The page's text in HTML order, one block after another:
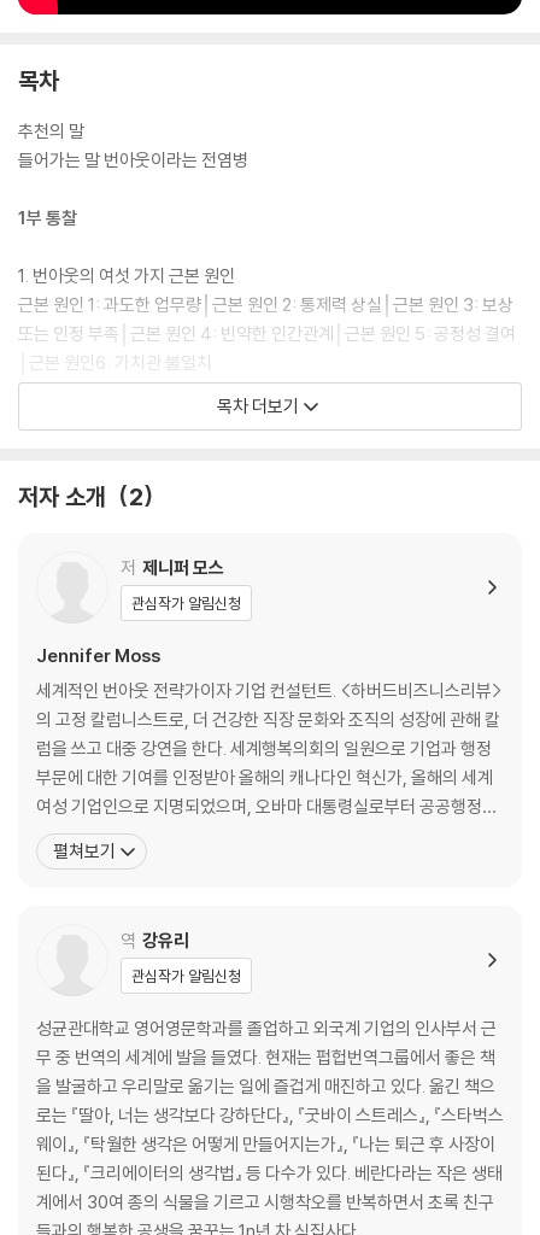
목차
추천의 말
들어가는 말 번아웃이라는 전염병
1부 통찰
1. 번아웃의 여섯 가지 근본 원인
근본 원인 1: 과도한 업무량│근본 원인 2: 통제력 상실│근본 원인 3: 보상
또는 인정 부족│근본 원인 4: 빈약한 인간관계│근본 원인 5: 공정성 결여
│근본 원인6: 가치관 불일치
2. 우리 중 가장 취약한 사람들
위험한 성격 특성│의료진 번아웃│침묵은 고통을 키운다│번아웃에 관한
3. 좋은 의도가 나쁜 결과를 불러올 때
망가진 기업 문화│복지 혜택은 번아웃을 막을 수 없다│휴가가 성과로 이
어지려면│의도는 좋은 웰니스 프로그램│팀워크 형성과 강요된 재미│난
자 냉동
4. 번아웃 측정 방법
번아웃 측정│너와 나, 그리고 단돈 5달러│설문 피로를 줄이려면│효과적
으로 질문하는 방법│어설픈 자체 제작 설문은 지양하라│번아웃과 업무
몰입│소통을 여는 장치│‘행복 개입’은 왜 감상적으로 느껴질까?│통찰을
5. 호기심으로 이끌기
회사에 호기심 많은 인재가 필요한 이유│호기심의 과학│데이터 안에 문
화가 있다│구글의 팀 빌딩 방식│연결을 유지하려면 작은 팀이 더 낫다│호
기심을 기업 문화로 만드는 방법
6. 공감 능력 있는 리더 되기
안전하게 슬퍼할 수 있는 직장│선한 의도와 진정성│적극적인 경청│혼자
이야기하지 말고 함께 대화하라│신체적·심리적 안전을 우선시하기│공감
은 신뢰를 쌓는다│이야기를 통한 유대감 형성
7. 자기 자신을 돌보는 법
의미 찾기│행복이 성과에 끼치는 영향│행복하고 건강하며 성취도 높은
목차 더보기
저자 소개 2
저 제니퍼 모스
관심작가 알림신청
Jennifer Moss
세계적인 번아웃 전략가이자 기업 컨설턴트. <하버드비즈니스리뷰>
의 고정 칼럼니스트로, 더 건강한 직장 문화와 조직의 성장에 관해 칼
럼을 쓰고 대중 강연을 한다. 세계행복의회의 일원으로 기업과 행정
부문에 대한 기여를 인정받아 올해의 캐나다인 혁신가, 올해의 세계
여성 기업인으로 지명되었으며, 오바마 대통령실로부터 공공행정상
을 수상한 바 있다. 번아웃과 리더십, 조직의 성장과 관련해 <BBC>,
<CNN>,<타임>,<월스트리트저널>,<포천>,<포브스> 등 여러 미
펼쳐보기
역 강유리
관심작가 알림신청
성균관대학교 영어영문학과를 졸업하고 외국계 기업의 인사부서 근
무 중 번역의 세계에 발을 들였다. 현재는 펍헙번역그룹에서 좋은 책
을 발굴하고 우리말로 옮기는 일에 즐겁게 매진하고 있다. 옮긴 책으
로는 『딸아, 너는 생각보다 강하단다』, 『굿바이 스트레스』, 『스타벅스
웨이』, 『탁월한 생각은 어떻게 만들어지는가』, 『나는 퇴근 후 사장이
된다』, 『크리에이터의 생각법』 등 다수가 있다. 베란다라는 작은 생태
계에서 30여 종의 식물을 기르고 시행착오를 반복하면서 초록 친구